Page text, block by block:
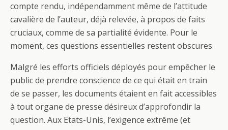
compte rendu, indépendamment même de l’attitude
cavalière de l’auteur, déjà relevée, à propos de faits
cruciaux, comme de sa partialité évidente. Pour le
moment, ces questions essentielles restent obscures.
Malgré les efforts officiels déployés pour empêcher le
public de prendre conscience de ce qui était en train
de se passer, les documents étaient en fait accessibles
à tout organe de presse désireux d’approfondir la
question. Aux Etats-Unis, l’exigence extrême (et